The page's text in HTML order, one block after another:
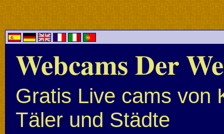
Webcams Der
Gratis Live cams von
Täler und Städte